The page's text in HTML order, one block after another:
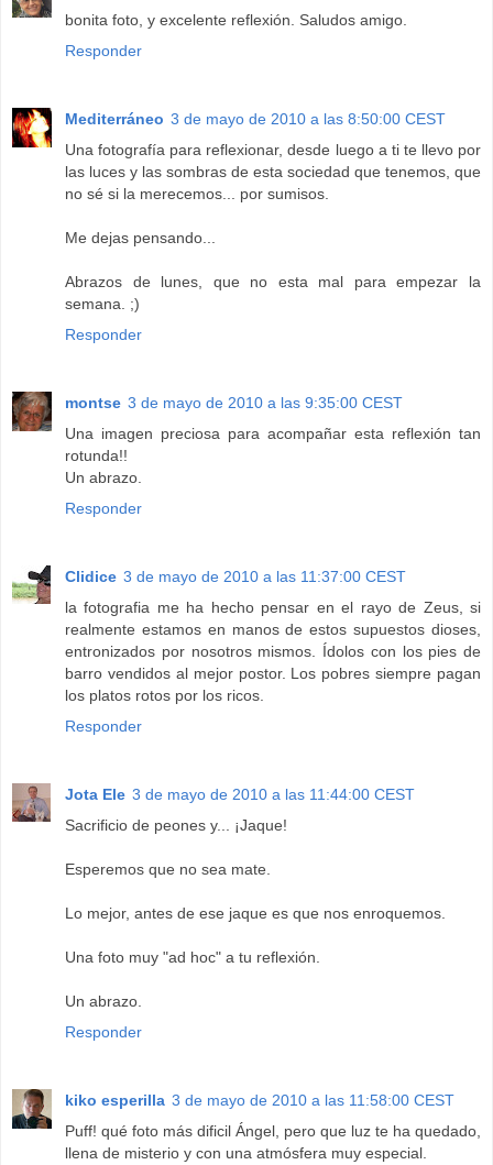
bonita foto, y excelente reflexión. Saludos amigo.
Responder
Mediterráneo 3 de mayo de 2010 a las 8:50:00 CEST
Una fotografía para reflexionar, desde luego a ti te llevo por
las luces y las sombras de esta sociedad que tenemos, que
no sé si la merecemos... por sumisos.
Me dejas pensando...
Abrazos de lunes, que no esta mal para empezar la
semana. ;)
Responder
montse 3 de mayo de 2010 a las 9:35:00 CEST
Una imagen preciosa para acompañar esta reflexión tan
rotunda!!
Un abrazo.
Responder
Clidice 3 de mayo de 2010 a las 11:37:00 CEST
la fotografia me ha hecho pensar en el rayo de Zeus, si
realmente estamos en manos de estos supuestos dioses,
entronizados por nosotros mismos. Ídolos con los pies de
barro vendidos al mejor postor. Los pobres siempre pagan
los platos rotos por los ricos.
Responder
Jota Ele 3 de mayo de 2010 a las 11:44:00 CEST
Sacrificio de peones y... ¡Jaque!
Esperemos que no sea mate.
Lo mejor, antes de ese jaque es que nos enroquemos.
Una foto muy "ad hoc" a tu reflexión.
Un abrazo.
Responder
kiko esperilla 3 de mayo de 2010 a las 11:58:00 CEST
Puff! qué foto más dificil Ángel, pero que luz te ha quedado,
llena de misterio y con una atmósfera muy especial.